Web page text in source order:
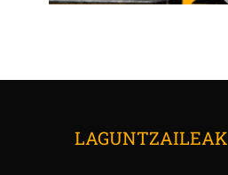
LAGUNTZAILEAK